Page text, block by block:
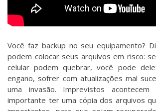
Você faz backup no seu equipamento?
podem colocar seus arquivos em risco:
celular podem quebrar, você pode
engano, sofrer com atualizações mal
uma invasão. Imprevistos
importante ter uma cópia dos arquivos